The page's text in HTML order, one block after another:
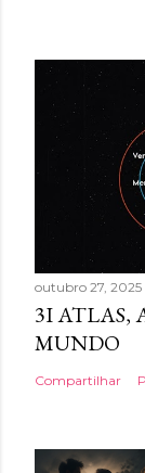
outubro 27, 2025
3I ATLAS,
MUNDO
Compartilhar